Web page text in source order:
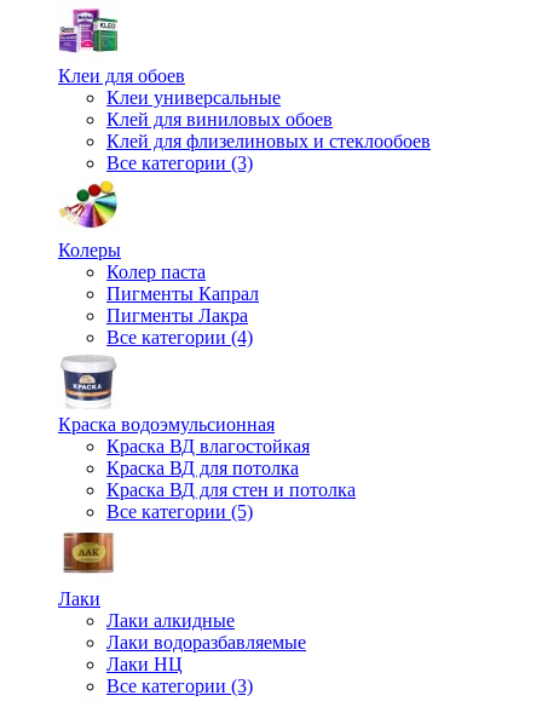
Клеи для обоев
Клеи универсальные
Клей для виниловых обоев
Клей для флизелиновых и стеклообоев
Все категории (3)
Колеры
Колер паста
Пигменты Капрал
Пигменты Лакра
Все категории (4)
Краска водоэмульсионная
Краска ВД влагостойкая
Краска ВД для потолка
Краска ВД для стен и потолка
Все категории (5)
Лаки
Лаки алкидные
Лаки водоразбавляемые
Лаки НЦ
Все категории (3)